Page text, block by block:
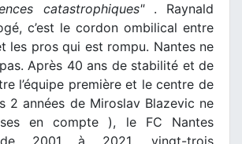
catastrophiques" . Raynald
c’est le cordon ombilical entre
les pros qui est rompu. Nantes ne
Après 40 ans de stabilité et de
l’équipe première et le centre de
2 années de Miroslav Blazevic ne
en compte ), le FC Nantes